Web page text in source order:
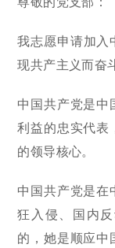
我志愿申请加
现共产主义而奋
中国共产党是中
利益的忠实代表
的领导核心。
中国共产党是
狂入侵、国内
的，她是顺应中